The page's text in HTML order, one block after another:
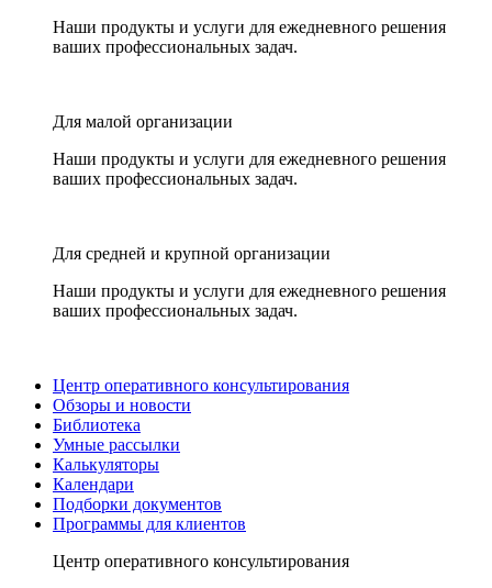
Наши продукты и услуги для ежедневного решения
ваших профессиональных задач.
Для малой организации
Наши продукты и услуги для ежедневного решения
ваших профессиональных задач.
Для средней и крупной организации
Наши продукты и услуги для ежедневного решения
ваших профессиональных задач.
Центр оперативного консультирования
Обзоры и новости
Библиотека
Умные рассылки
Калькуляторы
Календари
Подборки документов
Программы для клиентов
Центр оперативного консультирования